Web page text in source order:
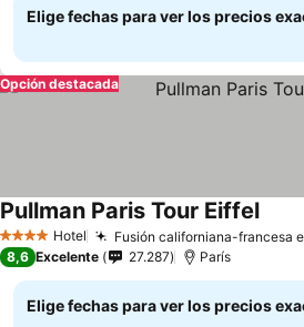
Elige fechas para ver los precios
Opción destacada
4 EstrellasHotel Fusión californiana-francesa
Pullman Paris Tour Eiffel
8,6 Excelente 27.287 París
Elige fechas para ver los precios